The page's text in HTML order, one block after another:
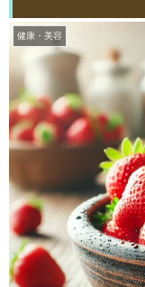
健康・美容